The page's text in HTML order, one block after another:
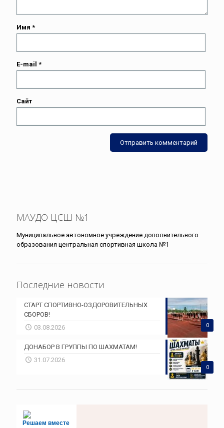
Имя *
E-mail *
Сайт
МАУДО ЦСШ №1
Муниципальное автономное учреждение дополнительного
образования центральная спортивная школа №1
Последние новости
0
СТАРТ СПОРТИВНО-ОЗДОРОВИТЕЛЬНЫХ
СБОРОВ!
03.08.2026
0
ДОНАБОР В ГРУППЫ ПО ШАХМАТАМ!
31.07.2026
Решаем вместе